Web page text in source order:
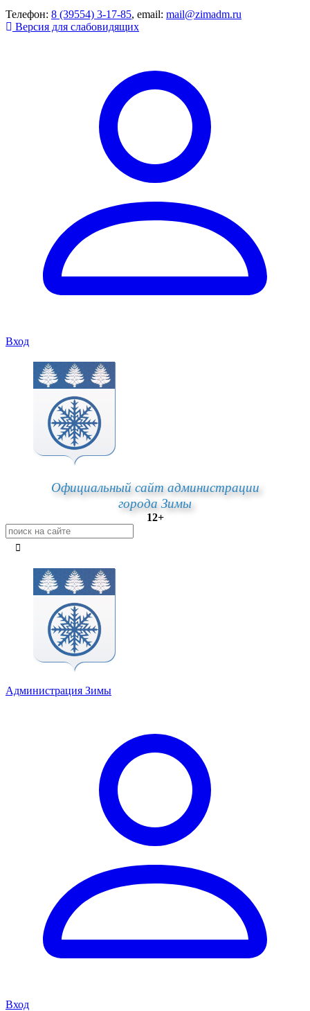
Телефон: 8 (39554) 3-17-85, email: mail@zimadm.ru
Версия для слабовидящих
Вход
Официальный сайт администрации
города Зимы
12+
Администрация Зимы
Вход